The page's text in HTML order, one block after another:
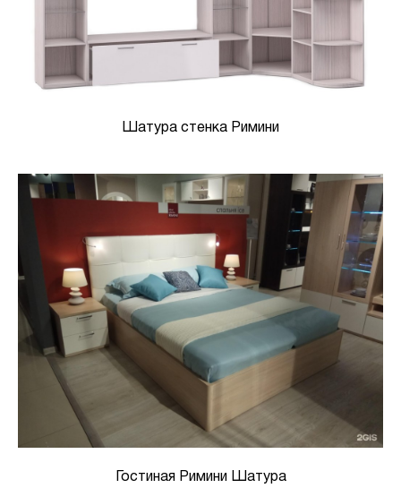
Шатура стенка Римини
Гостиная Римини Шатура